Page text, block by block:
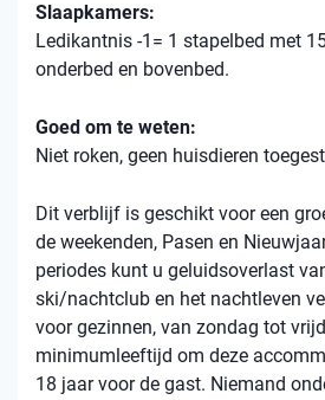
Slaapkamers:
Ledikantnis -1= 1 stapelbed met
onderbed en bovenbed.
Goed om te weten:
Niet roken, geen huisdieren
Dit verblijf is geschikt voor een
de weekenden, Pasen en
periodes kunt u geluidsoverlast
ski/nachtclub en het nachtleven
voor gezinnen, van zondag tot
minimumleeftijd om deze
18 jaar voor de gast. Niemand